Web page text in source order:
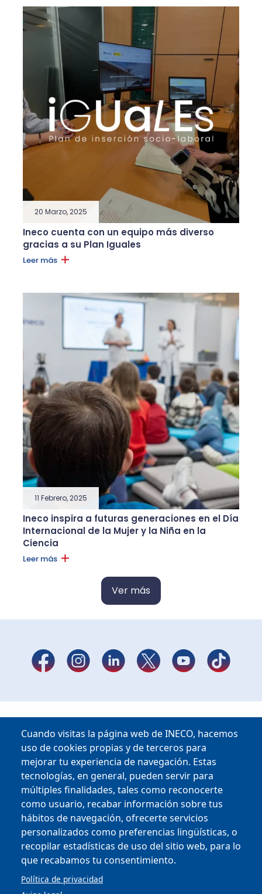
Cuando visitas la página web de INECO, hacemos
uso de cookies propias y de terceros para
mejorar tu experiencia de navegación. Estas
tecnologías, en general, pueden servir para
múltiples finalidades, tales como reconocerte
como usuario, recabar información sobre tus
hábitos de navegación, ofrecerte servicios
personalizados como preferencias lingüísticas, o
recopilar estadísticas de uso del sitio web, para lo
que recabamos tu consentimiento.
Política de privacidad
20 Marzo, 2025
Ineco cuenta con un equipo más diverso
gracias a su Plan Iguales
Leer más
11 Febrero, 2025
Ineco inspira a futuras generaciones en el Día
Internacional de la Mujer y la Niña en la
Ciencia
Leer más
Ver más
Copyright © 2025
MENU FOOTER
PERFIL DEL CONTRATANTE
OFICINA VIRTUAL
COMPLIANCE Y ÉTICA